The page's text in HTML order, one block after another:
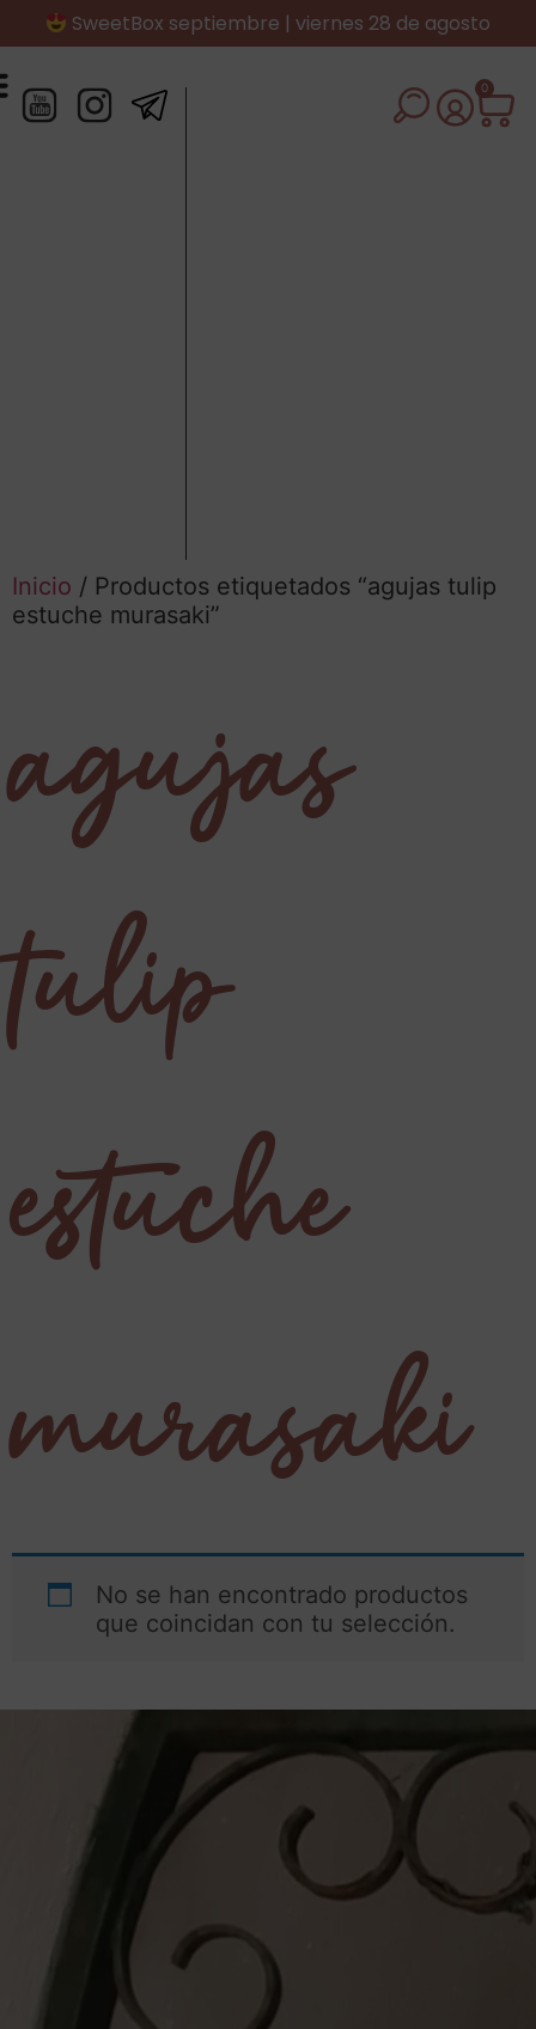
SweetBox septiembre | viernes 28 de agosto
0
Inicio / Productos etiquetados “agujas tulip
estuche murasaki”
agujas
tulip
estuche
murasaki
No se han encontrado productos
que coincidan con tu selección.